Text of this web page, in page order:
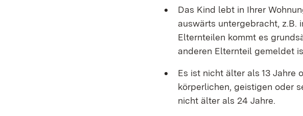
Das Kind lebt in Ihrer
auswärts untergebracht, z.B.
Elternteilen kommt es
anderen Elternteil gemeldet
Es ist nicht älter als 13 Jahre
körperlichen, geistigen oder
nicht älter als 24 Jahre.